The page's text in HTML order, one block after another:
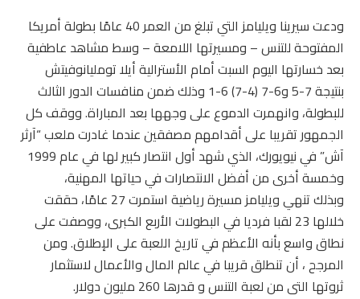
ودعت سيرينا ويليامز التي تبلغ من العمر 40 عامًا بطولة أمريكا
المفتوحة للتنس – ومسيرتها اللامعة – وسط مشاهد عاطفية
بعد خسارتها اليوم السبت أمام الأسترالية أيلا تومليانوفيتش
بنتيجة 7-5 و6-7 (4-7) 6-1 وذلك ضمن منافسات الدور الثالث
للبطولة، وانهمرت الدموع على وجهها بعد المباراة. ووقف كل
الجمهور تقريبا على أقدامهم مصفقين عندما غادرت ملعب “آرثر
آش” في نيويورك، الذي شهد أول انتصار كبير لها في عام 1999
وخمسة أخرى من أفضل الانتصارات في حياتها المهنية،
وبذلك تنهي ويليامز مسيرة رياضية استمرت 27 عامًا، حققت
خلالها 23 لقبا فرديا في البطولات الأربع الكبرى، ووصفت على
نطاق واسع بأنه الأعظم في تاريخ اللعبة على الإطلاق. ومن
المرجح ، أن تنطلق قريبا في عالم المال والأعمال لاستثمار
ثروتها التى من لعبة التنس و قدرها 260 مليون دولار.